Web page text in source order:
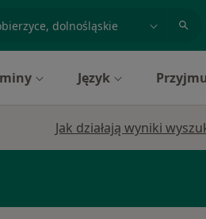
lub dzielnica
Język
Jak działają wyniki